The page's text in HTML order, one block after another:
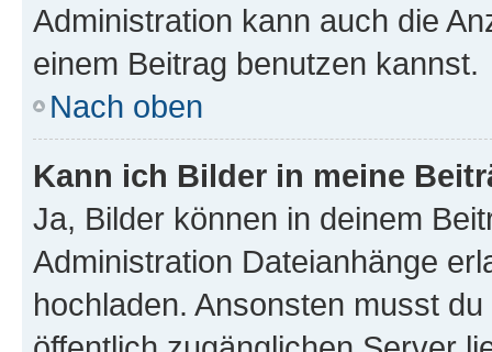
Administration kann auch die
einem Beitrag benutzen kannst.
Nach oben
Kann ich Bilder in meine
Ja, Bilder können in deinem
Administration Dateianhänge
hochladen. Ansonsten musst